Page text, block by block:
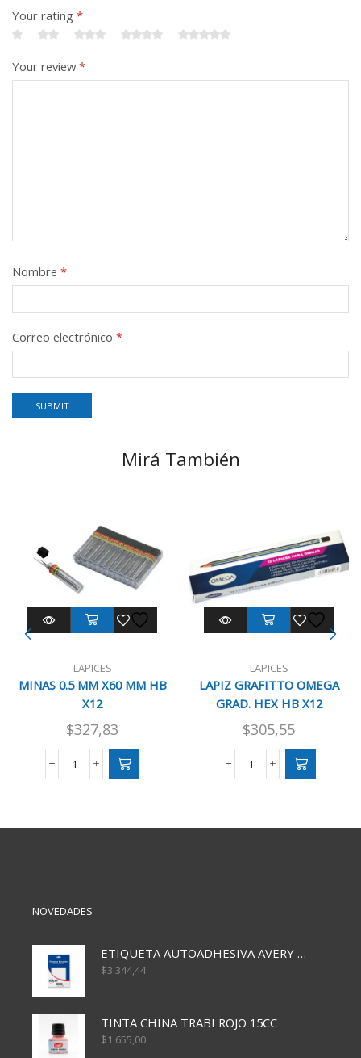
Your rating *
Your review*
Nombre *
Correo electrónico *
Mirá También
LAPICES
MINAS 0.5 MM X60 MM HB
X12
$327,83
MINAS
MM
LAPICES
LAPIZ GRAFITTO OMEGA
GRAD. HEX HB X12
$305,55
LAPIZ
HEX
NOVEDADES
ETIQUETA AUTOADHESIVA AVERY 3026 30H 20 X 70
$3.344,44
TINTA CHINA TRABI ROJO 15CC
$1.655,00